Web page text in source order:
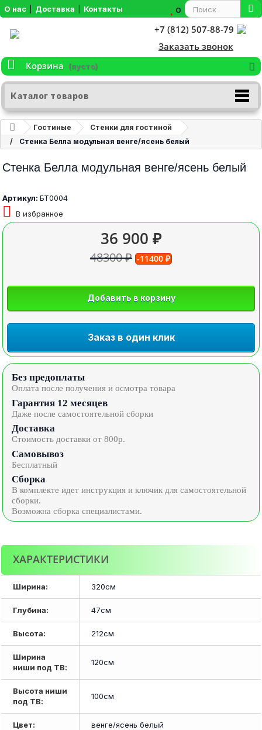
О нас Доставка Контакты 0
+7 (812) 507-88-79
Заказать звонок
Корзина
(пусто)
Каталог товаров
Гостиные
Стенки для гостиной
Стенка Белла модульная венге/ясень белый
Стенка Белла модульная венге/ясень белый
Артикул: БТ0004
В избранное
36 900 ₽
48300 ₽ -11400 ₽
Добавить в корзину
Заказ в один клик
Без предоплаты
Оплата после получения и осмотра товара
Гарантия 12 месяцев
Даже после самостоятельной сборки
Доставка
Стоимость доставки от 800р.
Самовывоз
Бесплатный
Сборка
В комплекте идет инструкция и ключик для самостоятельной
сборки.
Возможна сборка специалистами.
ХАРАКТЕРИСТИКИ
Ширина: 320см
Глубина: 47см
Высота: 212см
Ширина
ниши под ТВ:
120см
Высота ниши
под ТВ:
100см
Цвет: венге/ясень белый